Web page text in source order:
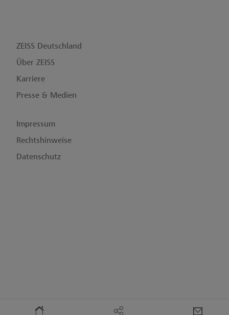
ZEISS Deutschland
Über ZEISS
Karriere
Presse & Medien
Impressum
Rechtshinweise
Datenschutz